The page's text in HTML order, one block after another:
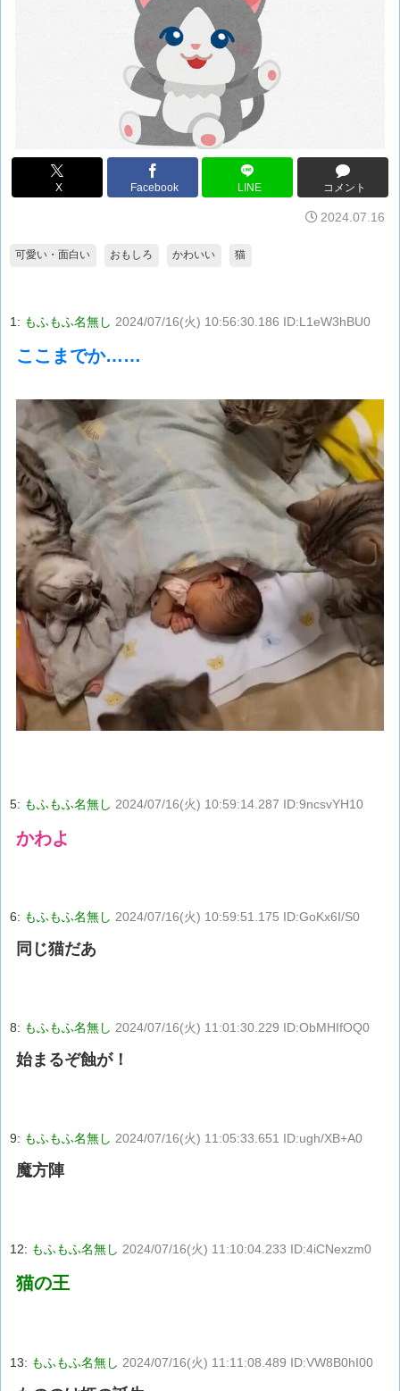
X Facebook LINE コメント
2024.07.16
可愛い・面白い おもしろ かわいい 猫
1: もふもふ名無し 2024/07/16(火) 10:56:30.186 ID:L1eW3hBU0
ここまでか……
5: もふもふ名無し 2024/07/16(火) 10:59:14.287 ID:9ncsvYH10
かわよ
6: もふもふ名無し 2024/07/16(火) 10:59:51.175 ID:GoKx6I/S0
同じ猫だあ
8: もふもふ名無し 2024/07/16(火) 11:01:30.229 ID:ObMHIfOQ0
始まるぞ蝕が！
9: もふもふ名無し 2024/07/16(火) 11:05:33.651 ID:ugh/XB+A0
魔方陣
12: もふもふ名無し 2024/07/16(火) 11:10:04.233 ID:4iCNexzm0
猫の王
13: もふもふ名無し 2024/07/16(火) 11:11:08.489 ID:VW8B0hI00